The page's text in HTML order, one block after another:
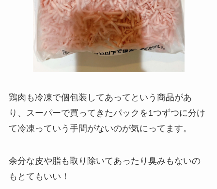
鶏肉も冷凍で個包装してあってという商品があ
り、スーパーで買ってきたパックを1つずつに分け
て冷凍っていう手間がないのが気にってます。
余分な皮や脂も取り除いてあったり臭みもないの
もとてもいい！